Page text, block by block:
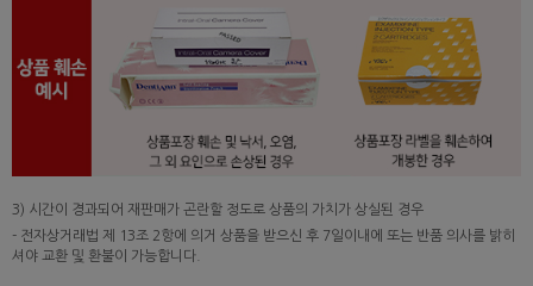
3) 시간이 경과되어 재판매가 곤란할 정도로 상품의 가치가 상실된 경우
- 전자상거래법 제 13조 2항에 의거 상품을 받으신 후 7일이내에 또는 반품 의사를 밝히
셔야 교환 및 환불이 가능합니다.